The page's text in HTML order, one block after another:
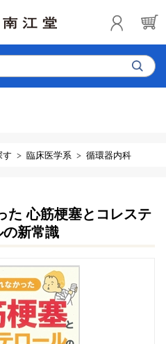
す 臨床医学系 循環器内科
た 心筋梗塞とコレステ
の新常識